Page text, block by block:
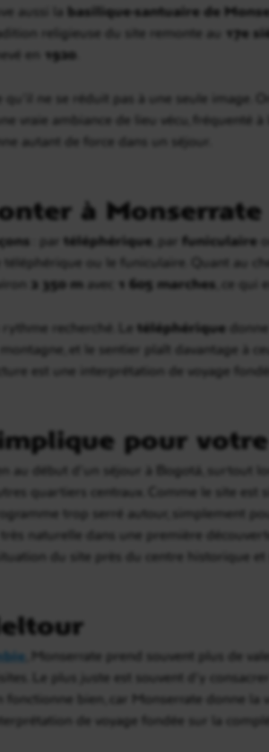
aussi la basilique-santuaire de
religieuse du site remonte au
17e
en
1920
ne se réduit pas à une seule image.
vraie ambiance de lieu vécu, fréquenté
autant de force dans un séjour.
à Monserrate
: par téléphérique , par funiculaire
téléphérique ou le funiculaire. Quant au
2 350 m avec 1 605 marches , ce
recherché. Le téléphérique
et le sentier plaît davantage à
est une interprétation de voyage
pour
au début d’un séjour à Bogotá, surtout
quartiers centraux. Comme le site est
trop serré autour, simplement
naturelle dans une première
du site près du centre historique et
, Monserrate prend souvent plus de
Le plus juste est souvent d’y
fonctionne bien, car Monserrate donne la
de voyage fondée sur la